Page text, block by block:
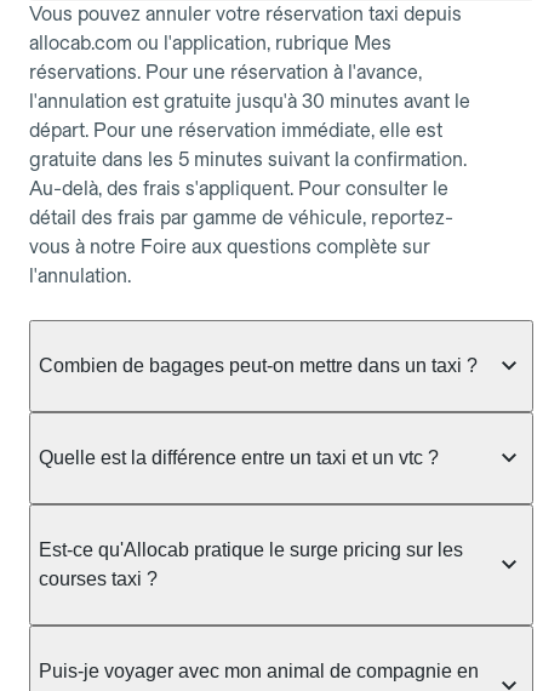
Vous pouvez annuler votre réservation taxi depuis
allocab.com ou l'application, rubrique Mes
réservations. Pour une réservation à l'avance,
l'annulation est gratuite jusqu'à 30 minutes avant le
départ. Pour une réservation immédiate, elle est
gratuite dans les 5 minutes suivant la confirmation.
Au-delà, des frais s'appliquent. Pour consulter le
détail des frais par gamme de véhicule, reportez-
vous à notre Foire aux questions complète sur
l'annulation.
Combien de bagages peut-on mettre dans un taxi ?
taxi berline accueille en général jusqu'à 3 bagages
ou nombreux, précisez-le dans le champ "Message
au chauffeur" lors de la réservation. Le prix n'est
pas impacté par le nombre de bagages.
Quelle est la différence entre un taxi et un vtc ?
prendre en charge directement dans la rue, à une
station ou sur réservation, avec un tarif au
réservation et propose un prix fixe annoncé à
l'avance. Chez Allocab, réservez facilement votre
Est-ce qu'Allocab pratique le surge pricing sur les
courses taxi ?
réglementation préfectorale et suit un barème
Puis-je voyager avec mon animal de compagnie en